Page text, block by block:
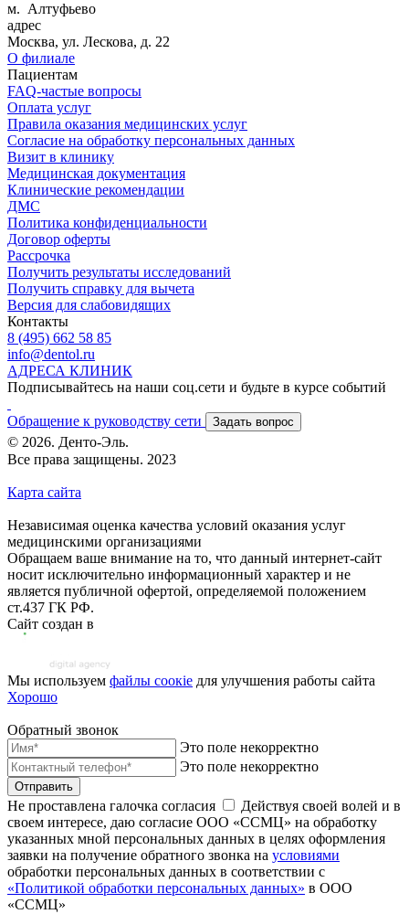
м. Алтуфьево
адрес
Москва, ул. Лескова, д. 22
О филиале
Пациентам
FAQ-частые вопросы
Оплата услуг
Правила оказания медицинских услуг
Согласие на обработку персональных данных
Визит в клинику
Медицинская документация
Клинические рекомендации
ДМС
Политика конфиденциальности
Договор оферты
Рассрочка
Получить результаты исследований
Получить справку для вычета
Версия для слабовидящих
Контакты
8 (495) 662 58 85
info@dentol.ru
АДРЕСА КЛИНИК
Подписывайтесь на наши соц.сети и будьте в курсе событий
Обращение к руководству сети Задать вопрос
© 2026. Денто-Эль.
Все права защищены. 2023
Карта сайта
Независимая оценка качества условий оказания услуг
медицинскими организациями
Обращаем ваше внимание на то, что данный интернет-сайт
носит исключительно информационный характер и не
является публичной офертой, определяемой положением
ст.437 ГК РФ.
Сайт создан в
Мы используем файлы соoкіе для улучшения работы сайта
Хорошо
Обратный звонок
Это поле некорректно
Это поле некорректно
Отправить
Не проставлена галочка согласия
Действуя своей волей и в
своем интересе, даю согласие ООО «ССМЦ» на обработку
указанных мной персональных данных в целях оформления
заявки на получение обратного звонка на условиями
обработки персональных данных в соответствии с
«Политикой обработки персональных данных» в ООО
«ССМЦ»